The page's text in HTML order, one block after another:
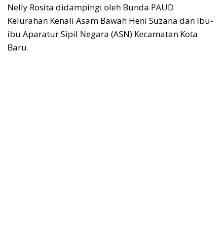
Nelly Rosita didampingi oleh Bunda PAUD
Kelurahan Kenali Asam Bawah Heni Suzana dan Ibu-
ibu Aparatur Sipil Negara (ASN) Kecamatan Kota
Baru.